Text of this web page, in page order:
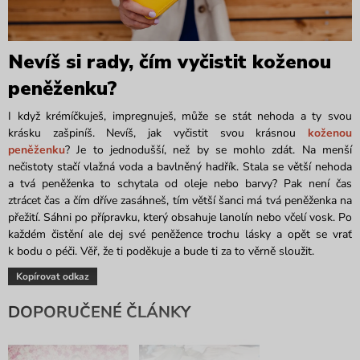
Nevíš si rady, čím vyčistit koženou
peněženku?
I když krémíčkuješ, impregnuješ, může se stát nehoda a ty svou
krásku zašpiníš. Nevíš, jak vyčistit svou krásnou koženou
peněženku? Je to jednodušší, než by se mohlo zdát. Na menší
nečistoty stačí vlažná voda a bavlněný hadřík. Stala se větší nehoda
a tvá peněženka to schytala od oleje nebo barvy? Pak není čas
ztrácet čas a čím dříve zasáhneš, tím větší šanci má tvá peněženka na
přežití. Sáhni po přípravku, který obsahuje lanolín nebo včelí vosk. Po
každém čistění ale dej své peněžence trochu lásky a opět se vrať
k bodu o péči. Věř, že ti poděkuje a bude ti za to věrně sloužit.
Kopírovat odkaz
DOPORUČENÉ ČLÁNKY